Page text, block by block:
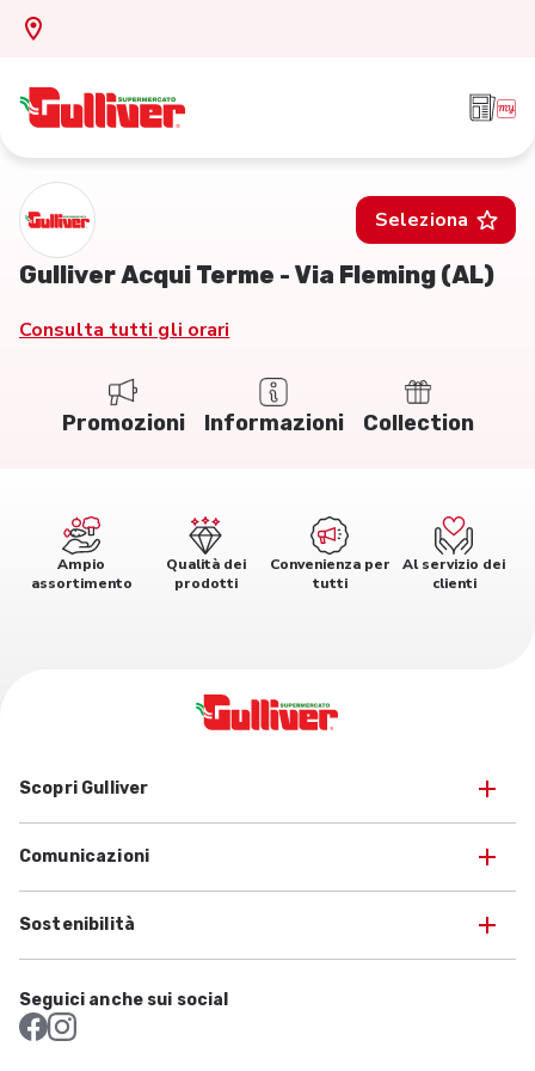
Seleziona
Gulliver Acqui Terme - Via Fleming (AL)
Consulta tutti gli orari
Promozioni Informazioni Collection
Ampio
assortimento
Qualità dei
prodotti
Convenienza per
tutti
Al servizio dei
clienti
Scopri Gulliver
Comunicazioni
Sostenibilità
Seguici anche sui social